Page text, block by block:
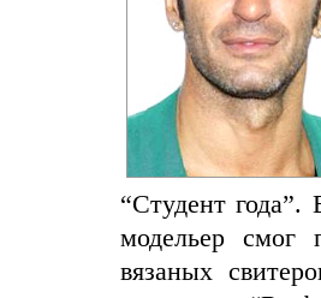
“Студент
модельер смог
вязаных